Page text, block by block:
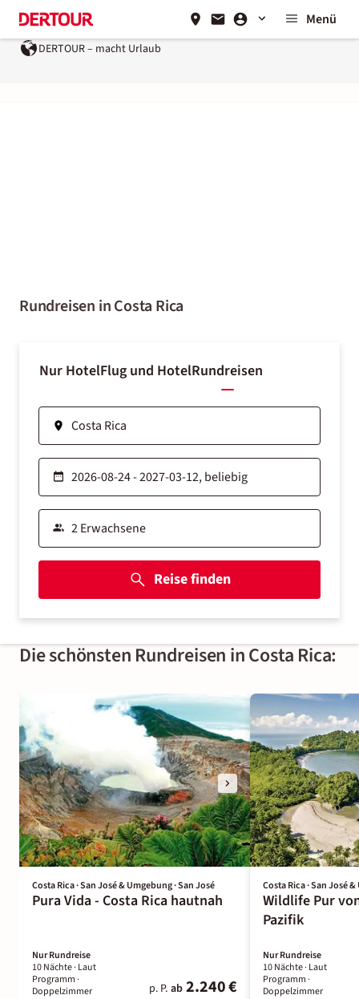
Menü
DERTOUR – macht Urlaub
Rundreisen in Costa Rica
Nur HotelFlug und HotelRundreisen
Reise finden
Die schönsten Rundreisen in Costa Rica:
Costa Rica · San José & Umgebung · San José
Pura Vida - Costa Rica hautnah
Nur Rundreise
10 Nächte· Laut
Programm·
Doppelzimmer
p. P. ab 2.240 €
Costa Rica · San José
Wildlife Pur
Pazifik
Nur Rundreise
10 Nächte· Laut
Programm·
Doppelzimmer